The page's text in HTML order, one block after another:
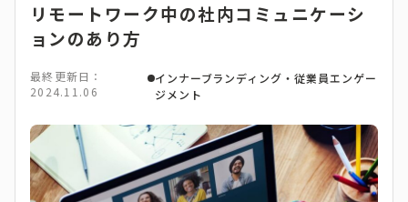
リモートワーク中の社内コミュニケーシ
ョンのあり方
最終更新日：
2024.11.06
インナーブランディング・従業員エンゲー
ジメント